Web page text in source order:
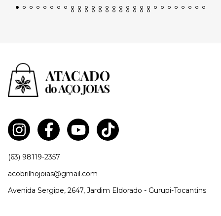
(63) 98119-2357
acobrilhojoias@gmail.com
Avenida Sergipe, 2647, Jardim Eldorado - Gurupi-Tocantins